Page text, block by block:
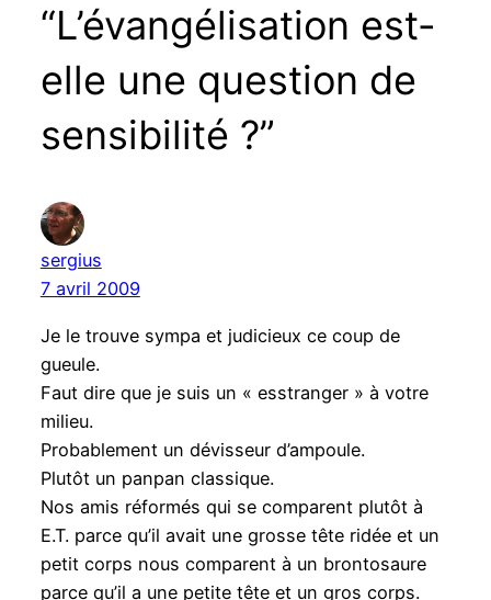
“L’évangélisation est-
elle une question de
sensibilité ?”
sergius
7 avril 2009
Je le trouve sympa et judicieux ce coup de
gueule.
Faut dire que je suis un « esstranger » à votre
milieu.
Probablement un dévisseur d’ampoule.
Plutôt un panpan classique.
Nos amis réformés qui se comparent plutôt à
E.T. parce qu’il avait une grosse tête ridée et un
petit corps nous comparent à un brontosaure
parce qu’il a une petite tête et un gros corps.